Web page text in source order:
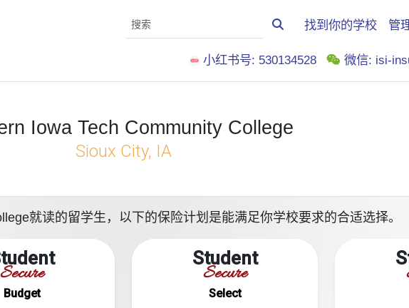
找到你的学校 管
小红书号: 530134528 微信: isi-
Iowa Tech Community College
Sioux City, IA
就读的留学生，以下的保险计划是能满足你学校要求的合适选择。
Secure
Budget
Student
Secure
Select